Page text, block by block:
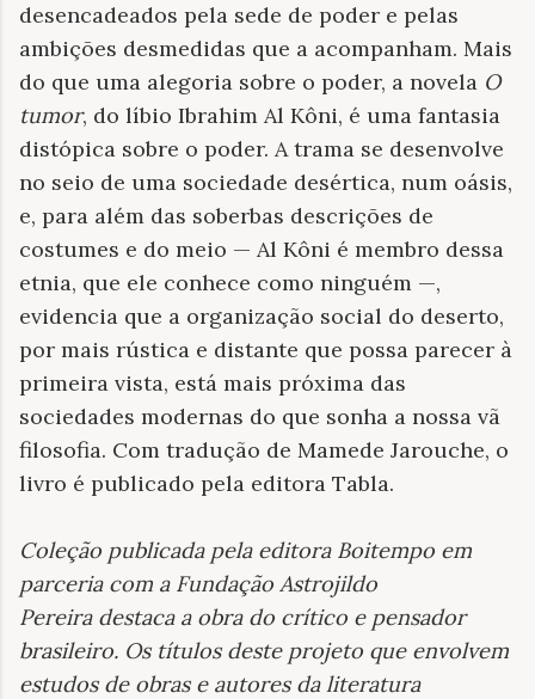
desencadeados pela sede de poder e pelas
ambições desmedidas que a acompanham. Mais
do que uma alegoria sobre o poder, a novela O
tumor, do líbio Ibrahim Al Kôni, é uma fantasia
distópica sobre o poder. A trama se desenvolve
no seio de uma sociedade desértica, num oásis,
e, para além das soberbas descrições de
costumes e do meio — Al Kôni é membro dessa
etnia, que ele conhece como ninguém —,
evidencia que a organização social do deserto,
por mais rústica e distante que possa parecer à
primeira vista, está mais próxima das
sociedades modernas do que sonha a nossa vã
filosofia. Com tradução de Mamede Jarouche, o
livro é publicado pela editora Tabla.
Coleção publicada pela editora Boitempo em
parceria com a Fundação Astrojildo
Pereira destaca a obra do crítico e pensador
brasileiro. Os títulos deste projeto que envolvem
estudos de obras e autores da literatura